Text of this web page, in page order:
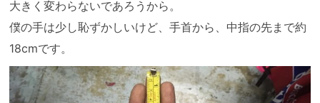
大きく変わらないであろうから。
僕の手は少し恥ずかしいけど、手首から、中指の先まで約
18cmです。